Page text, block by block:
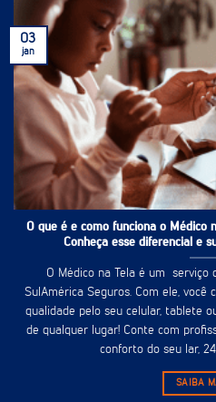
O que é e como funciona o Médico
Conheça esse diferencial e
O Médico na Tela é um serviço
SulAmérica Seguros. Com ele, você
qualidade pelo seu celular, tablete
de qualquer lugar! Conte com
conforto do seu lar,
SAIBA
03
jan